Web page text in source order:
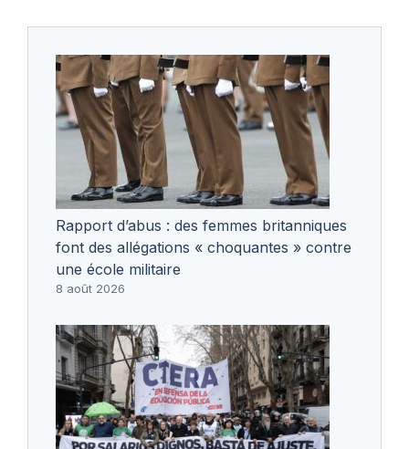
Rapport d’abus : des femmes britanniques
font des allégations « choquantes » contre
une école militaire
8 août 2026